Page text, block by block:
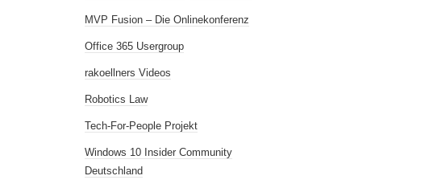
MVP Fusion – Die Onlinekonferenz
Office 365 Usergroup
rakoellners Videos
Robotics Law
Tech-For-People Projekt
Windows 10 Insider Community
Deutschland